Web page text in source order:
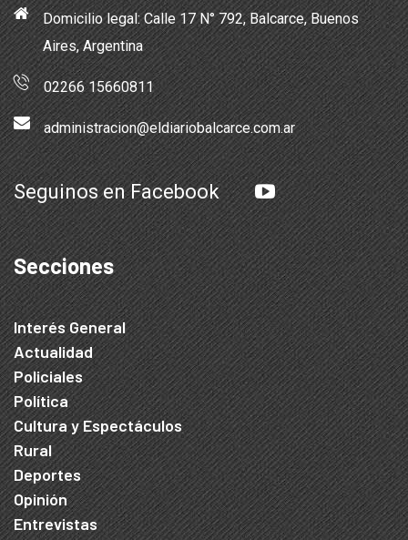
Domicilio legal: Calle 17 N° 792, Balcarce, Buenos
Aires, Argentina
02266 15660811
administracion@eldiariobalcarce.com.ar
Seguinos en Facebook
Secciones
Interés General
Actualidad
Policiales
Política
Cultura y Espectáculos
Rural
Deportes
Opinión
Entrevistas